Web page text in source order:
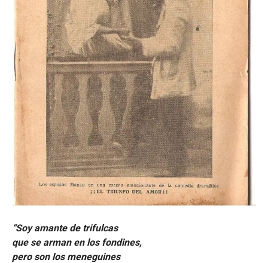
“Soy amante de trifulcas
que se arman en los fondines,
pero son los meneguines